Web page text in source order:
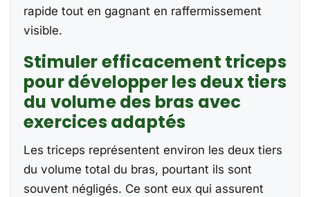
rapide tout en gagnant en raffermissement
visible.
Stimuler efficacement triceps
pour développer les deux tiers
du volume des bras avec
exercices adaptés
Les triceps représentent environ les deux tiers
du volume total du bras, pourtant ils sont
souvent négligés. Ce sont eux qui assurent